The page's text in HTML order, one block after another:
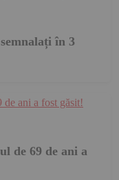
în 3
de 69 de ani a